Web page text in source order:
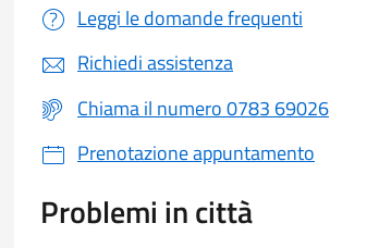
Leggi le domande frequenti
Richiedi assistenza
Chiama il numero 0783 69026
Prenotazione appuntamento
Problemi in città